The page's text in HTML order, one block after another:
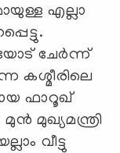
എല്ലാ
ചേര്‍ന്ന്
കശ്മീരിലെ
ഫാറൂഖ്
മുഖ്യമന്ത്രി
വീട്ടു